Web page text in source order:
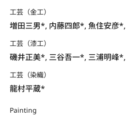
工芸（金工）
増田三男*, 内藤四郎*, 魚住安彦
工芸（漆工）
磯井正美*, 三谷吾一*, 三浦明峰
工芸（染織）
龍村平蔵*
Painting